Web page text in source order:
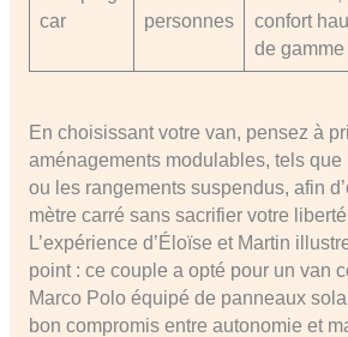
car
personnes
confort
de gamme
En choisissant votre van, pensez à
aménagements modulables, tels
ou les rangements suspendus, afin
mètre carré sans sacrifier votre
L’expérience d’Éloïse et Martin
point : ce couple a opté pour un van
Marco Polo équipé de panneaux
bon compromis entre autonomie et